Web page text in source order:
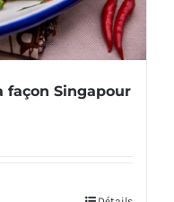
façon Singapour